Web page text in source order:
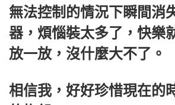
無法控制的情況下瞬間消
器，煩惱裝太多了，快樂
放一放，沒什麼大不了。
相信我，好好珍惜現在的